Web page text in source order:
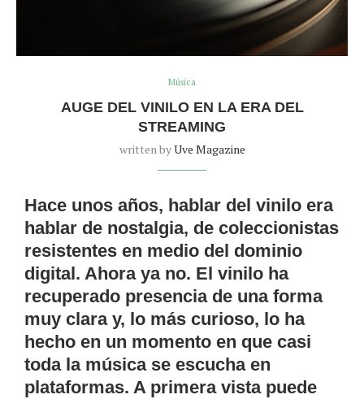
Música
AUGE DEL VINILO EN LA ERA DEL
STREAMING
written byUve Magazine
Hace unos años, hablar del vinilo era
hablar de nostalgia, de coleccionistas
resistentes en medio del dominio
digital. Ahora ya no. El vinilo ha
recuperado presencia de una forma
muy clara y, lo más curioso, lo ha
hecho en un momento en que casi
toda la música se escucha en
plataformas. A primera vista puede